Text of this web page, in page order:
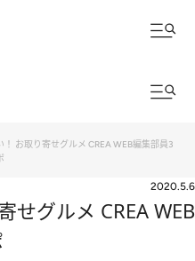
！ お取り寄せグルメ CREA WEB編集部員3
2020.5.6
せグルメ CREA WEB